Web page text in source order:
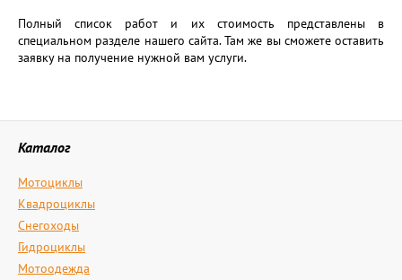
Полный список работ и их стоимость представлены в
специальном разделе нашего сайта. Там же вы сможете оставить
заявку на получение нужной вам услуги.
Каталог
Мотоциклы
Квадроциклы
Снегоходы
Гидроциклы
Мотоодежда